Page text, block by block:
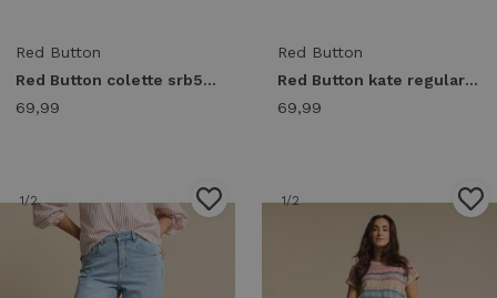
Red Button
Red Button colette srb5000 Regular fit black used-l33
69,99
Red Button
Red Button kate regular fit srb3821 Regular fit stone used
69,99
1/2 1/2